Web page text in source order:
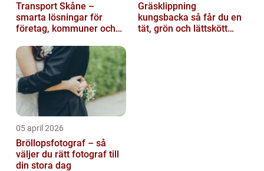
Transport Skåne –
smarta lösningar för
företag, kommuner och
Gräsklippning
kungsbacka så får du en
tät, grön och lättskött
05 april 2026
Bröllopsfotograf – så
väljer du rätt fotograf till
din stora dag